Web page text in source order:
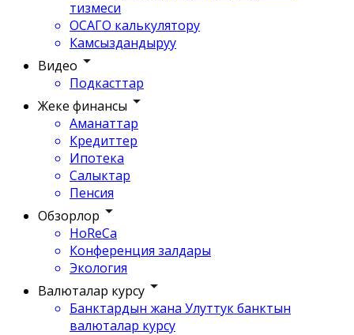
тизмеси
ОСАГО калькулятору
Камсыздандыруу
Видео
Подкасттар
Жеке финансы
Аманаттар
Кредиттер
Ипотека
Салыктар
Пенсия
Обзорлор
HoReCa
Конференция залдары
Экология
Валюталар курсу
Банктардын жана Улуттук банктын
валюталар курсу